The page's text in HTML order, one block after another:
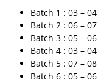
Batch 1 : 03 –
Batch 2 : 06 –
Batch 3 : 05 –
Batch 4 : 03 –
Batch 5 : 07 –
Batch 6 : 05 –